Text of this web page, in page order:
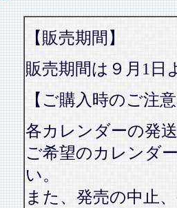
【販売期間】
販売期間は９月1日
【ご購入時のご注
各カレンダーの発
ご希望のカレンダ
い。
また、発売の中止